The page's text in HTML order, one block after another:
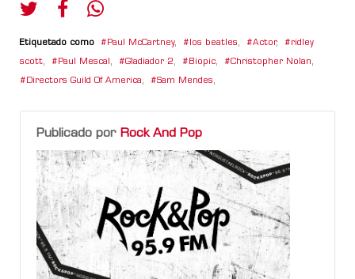
Etiquetado como Paul McCartney, los beatles, Actor, ridley
scott, Paul Mescal , Gladiador 2, Biopic, Christopher Nolan,
Directors Guild Of America, Sam Mendes,
Publicado por Rock And Pop